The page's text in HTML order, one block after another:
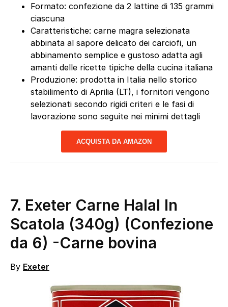
Formato: confezione da 2 lattine di 135 grammi
ciascuna
Caratteristiche: carne magra selezionata
abbinata al sapore delicato dei carciofi, un
abbinamento semplice e gustoso adatta agli
amanti delle ricette tipiche della cucina italiana
Produzione: prodotta in Italia nello storico
stabilimento di Aprilia (LT), i fornitori vengono
selezionati secondo rigidi criteri e le fasi di
lavorazione sono seguite nei minimi dettagli
ACQUISTA DA AMAZON
7. Exeter Carne Halal In
Scatola (340g) (Confezione
da 6) -Carne bovina
By Exeter